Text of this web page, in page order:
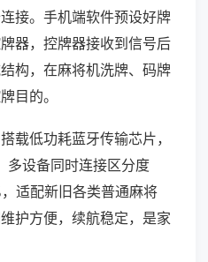
接。手机端软件预设好牌
器，控牌器接收到信号后
构，在麻将机洗牌、码牌
目的。
载低功耗蓝牙传输芯片，
多设备同时连接区分度
适配新旧各类普通麻将
护方便，续航稳定，是家